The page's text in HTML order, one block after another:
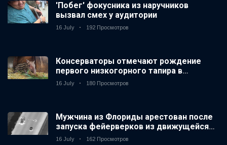
'Побег' фокусника из наручников
вызвал смех у аудитории
16 July 192 Просмотров
Консерваторы отмечают рождение
первого низкогорного тапира в
зоопарке Великобритании за 14 лет
16 July 180 Просмотров
Мужчина из Флориды арестован после
запуска фейерверков из движущейся
машины
16 July 162 Просмотров